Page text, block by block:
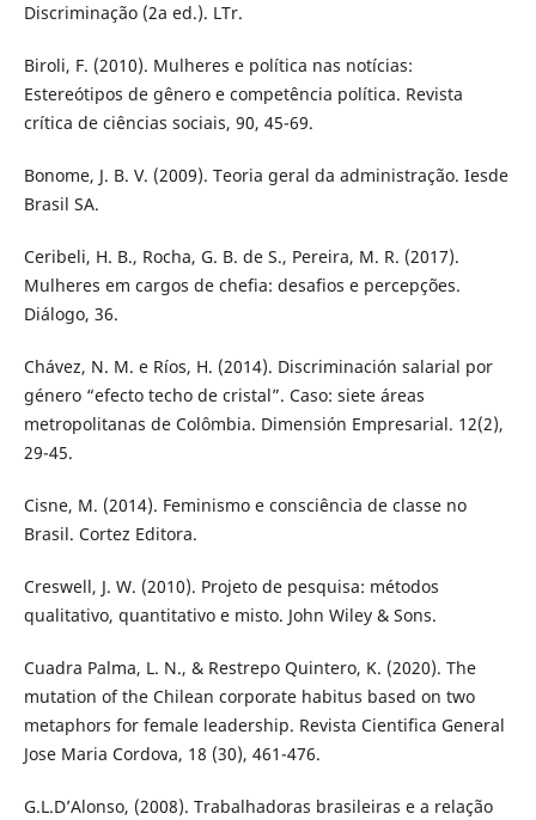
Discriminação (2a ed.). LTr.
Biroli, F. (2010). Mulheres e política nas notícias:
Estereótipos de gênero e competência política. Revista
crítica de ciências sociais, 90, 45-69.
Bonome, J. B. V. (2009). Teoria geral da administração. Iesde
Brasil SA.
Ceribeli, H. B., Rocha, G. B. de S., Pereira, M. R. (2017).
Mulheres em cargos de chefia: desafios e percepções.
Diálogo, 36.
Chávez, N. M. e Ríos, H. (2014). Discriminación salarial por
género “efecto techo de cristal”. Caso: siete áreas
metropolitanas de Colômbia. Dimensión Empresarial. 12(2),
29-45.
Cisne, M. (2014). Feminismo e consciência de classe no
Brasil. Cortez Editora.
Creswell, J. W. (2010). Projeto de pesquisa: métodos
qualitativo, quantitativo e misto. John Wiley & Sons.
Cuadra Palma, L. N., & Restrepo Quintero, K. (2020). The
mutation of the Chilean corporate habitus based on two
metaphors for female leadership. Revista Cientifica General
Jose Maria Cordova, 18 (30), 461-476.
G.L.D’Alonso, (2008). Trabalhadoras brasileiras e a relação